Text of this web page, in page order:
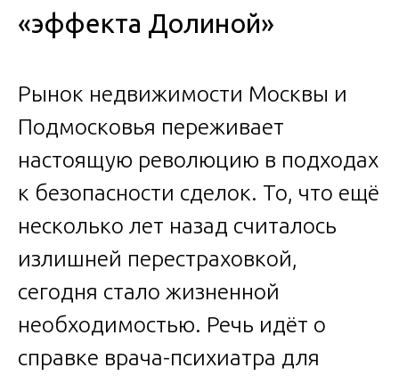
«эффекта Долиной»
Рынок недвижимости Москвы и
Подмосковья переживает
настоящую революцию в подходах
к безопасности сделок. То, что ещё
несколько лет назад считалось
излишней перестраховкой,
сегодня стало жизненной
необходимостью. Речь идёт о
справке врача-психиатра для